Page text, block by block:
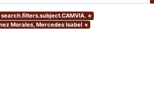
×
Morales, Mercedes Isabel ×